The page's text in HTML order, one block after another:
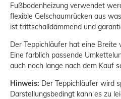
Fußbodenheizung verwendet
flexible Gelschaumrücken aus
ist trittschalldämmend und
Der Teppichläufer hat eine
Eine farblich passende
auch noch lange nach dem Kauf
Hinweis: Der Teppichläufer wird
Darstellungsbedingt kann es zu